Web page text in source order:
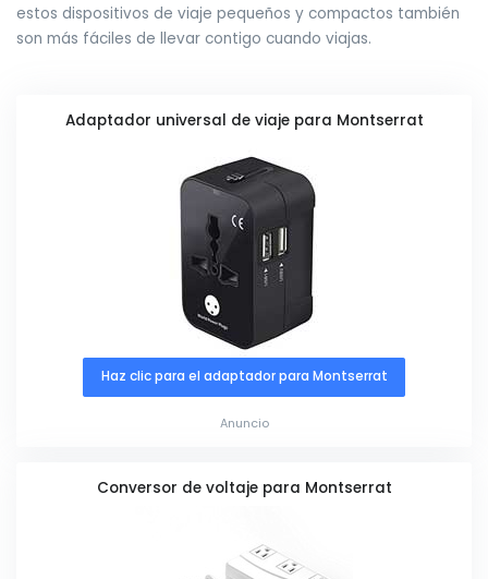
estos dispositivos de viaje pequeños y compactos también
son más fáciles de llevar contigo cuando viajas.
Adaptador universal de viaje para Montserrat
Haz clic para el adaptador para Montserrat
Anuncio
Conversor de voltaje para Montserrat